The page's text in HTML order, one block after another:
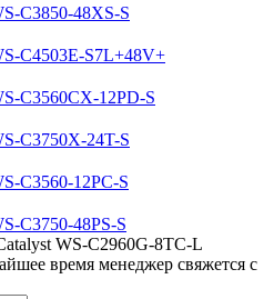
C3850-48XS-S
C4503E-S7L+48V+
C3560CX-12PD-S
C3750X-24T-S
C3560-12PC-S
C3750-48PS-S
WS-C2960G-8TC-L
время менеджер свяжется с